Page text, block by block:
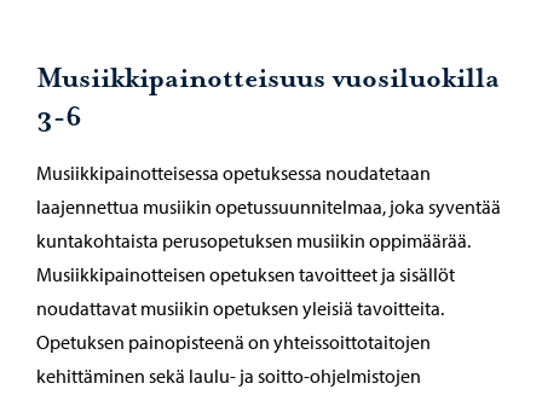
Musiikkipainotteisuus vuosiluokilla
3-6
Musiikkipainotteisessa opetuksessa noudatetaan
laajennettua musiikin opetussuunnitelmaa, joka syventää
kuntakohtaista perusopetuksen musiikin oppimäärää.
Musiikkipainotteisen opetuksen tavoitteet ja sisällöt
noudattavat musiikin opetuksen yleisiä tavoitteita.
Opetuksen painopisteenä on yhteissoittotaitojen
kehittäminen sekä laulu- ja soitto-ohjelmistojen